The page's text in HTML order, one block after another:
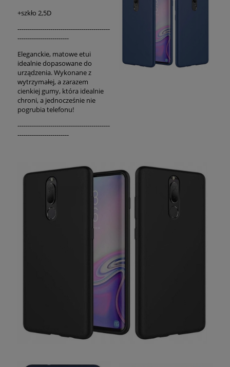
+szkło 2,5D
---------------------------------------------
-------------------------
Eleganckie, matowe etui
idealnie dopasowane do
urządzenia. Wykonane z
wytrzymałej, a zarazem
cienkiej gumy, która idealnie
chroni, a jednocześnie nie
pogrubia telefonu!
---------------------------------------------
-------------------------